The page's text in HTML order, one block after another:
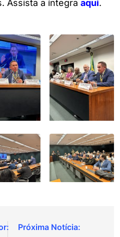
Assista a íntegra aqui.